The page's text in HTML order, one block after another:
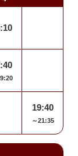
19:40
～21:35